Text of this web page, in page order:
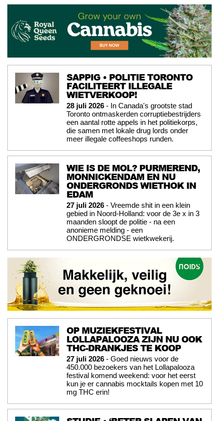
SAPPIG • POLITIE TORONTO
FACILITEERT ILLEGALE
WIETVERKOOP!
28 juli 2026 - In Canada's grootste stad
Toronto ontmaskerden corruptiebestrijders
een aantal rotte appels in het politiekorps,
die samen met lokale drug lords onder
meer illegale coffeeshops runden.
WIE IS DE MOL? PURMEREND,
MONNICKENDAM EN NU
ONDERGRONDS WIETHOK IN
EDAM
27 juli 2026 - Vreemde shit in een klein
gebied in Noord-Holland: voor de 3e x in 3
maanden sloopt de politie - na een
anonieme melding - een
ONDERGRONDSE wietkwekerij.
OP MUZIEKFESTIVAL
LOLLAPALOOZA ZIJN NU OOK
THC-DRANKJES TE KOOP
27 juli 2026 - Goed nieuws voor de
450.000 bezoekers van het Lollapalooza
festival komend weekend: voor het eerst
kun je er cannabis mocktails kopen met 10
mg THC erin!